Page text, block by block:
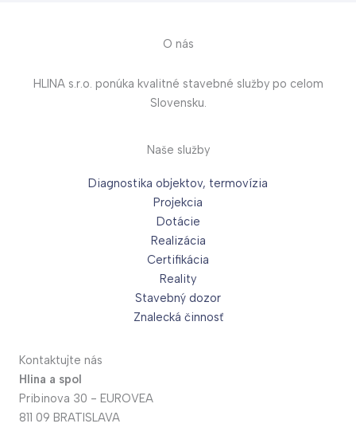
O nás
HLINA s.r.o. ponúka kvalitné stavebné služby po celom
Slovensku.
Naše služby
Diagnostika objektov, termovízia
Projekcia
Dotácie
Realizácia
Certifikácia
Reality
Stavebný dozor
Znalecká činnosť
Kontaktujte nás
Hlina a spol
Pribinova 30 - EUROVEA
811 09 BRATISLAVA